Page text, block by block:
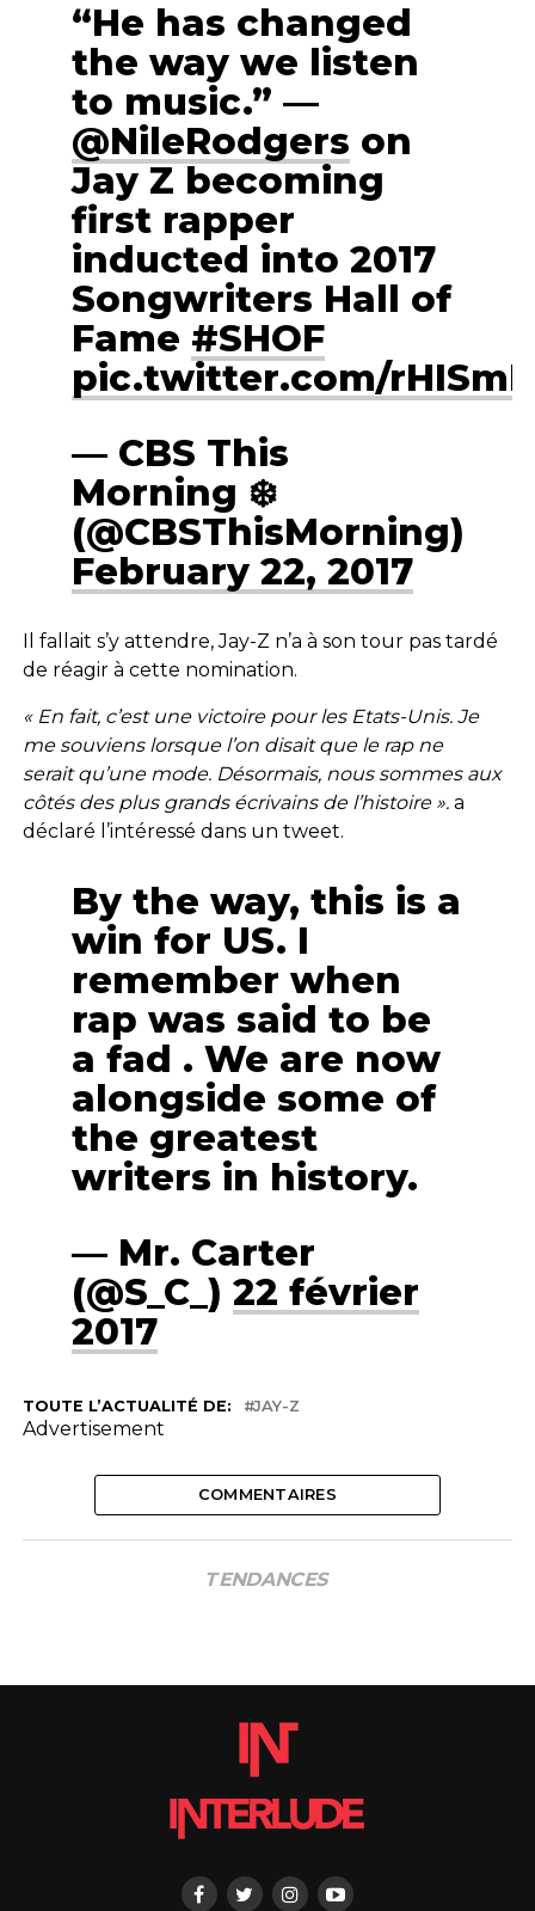
“He has changed
the way we listen
to music.” —
@NileRodgers on
Jay Z becoming
first rapper
inducted into 2017
Songwriters Hall of
Fame #SHOF
pic.twitter.com/
— CBS This
Morning ❄️
(@CBSThisMorning)
February 22, 2017
Il fallait s’y attendre, Jay-Z n’a à son tour pas tardé
de réagir à cette nomination.
« En fait, c’est une victoire pour les Etats-Unis. Je
me souviens lorsque l’on disait que le rap ne
serait qu’une mode. Désormais, nous sommes aux
côtés des plus grands écrivains de l’histoire ».a
déclaré l’intéressé dans un tweet.
By the way, this is a
win for US. I
remember when
rap was said to be
a fad . We are now
alongside some of
the greatest
writers in history.
— Mr. Carter
(@S_C_) 22 février
2017
TOUTE L’ACTUALITÉ DE: JAY-Z
Advertisement
COMMENTAIRES
TENDANCES